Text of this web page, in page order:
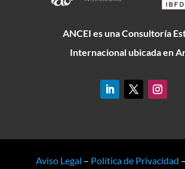
ANCEI es una Consultoría
Internacional ubicada en
Aviso Legal – Política de Privacidad –